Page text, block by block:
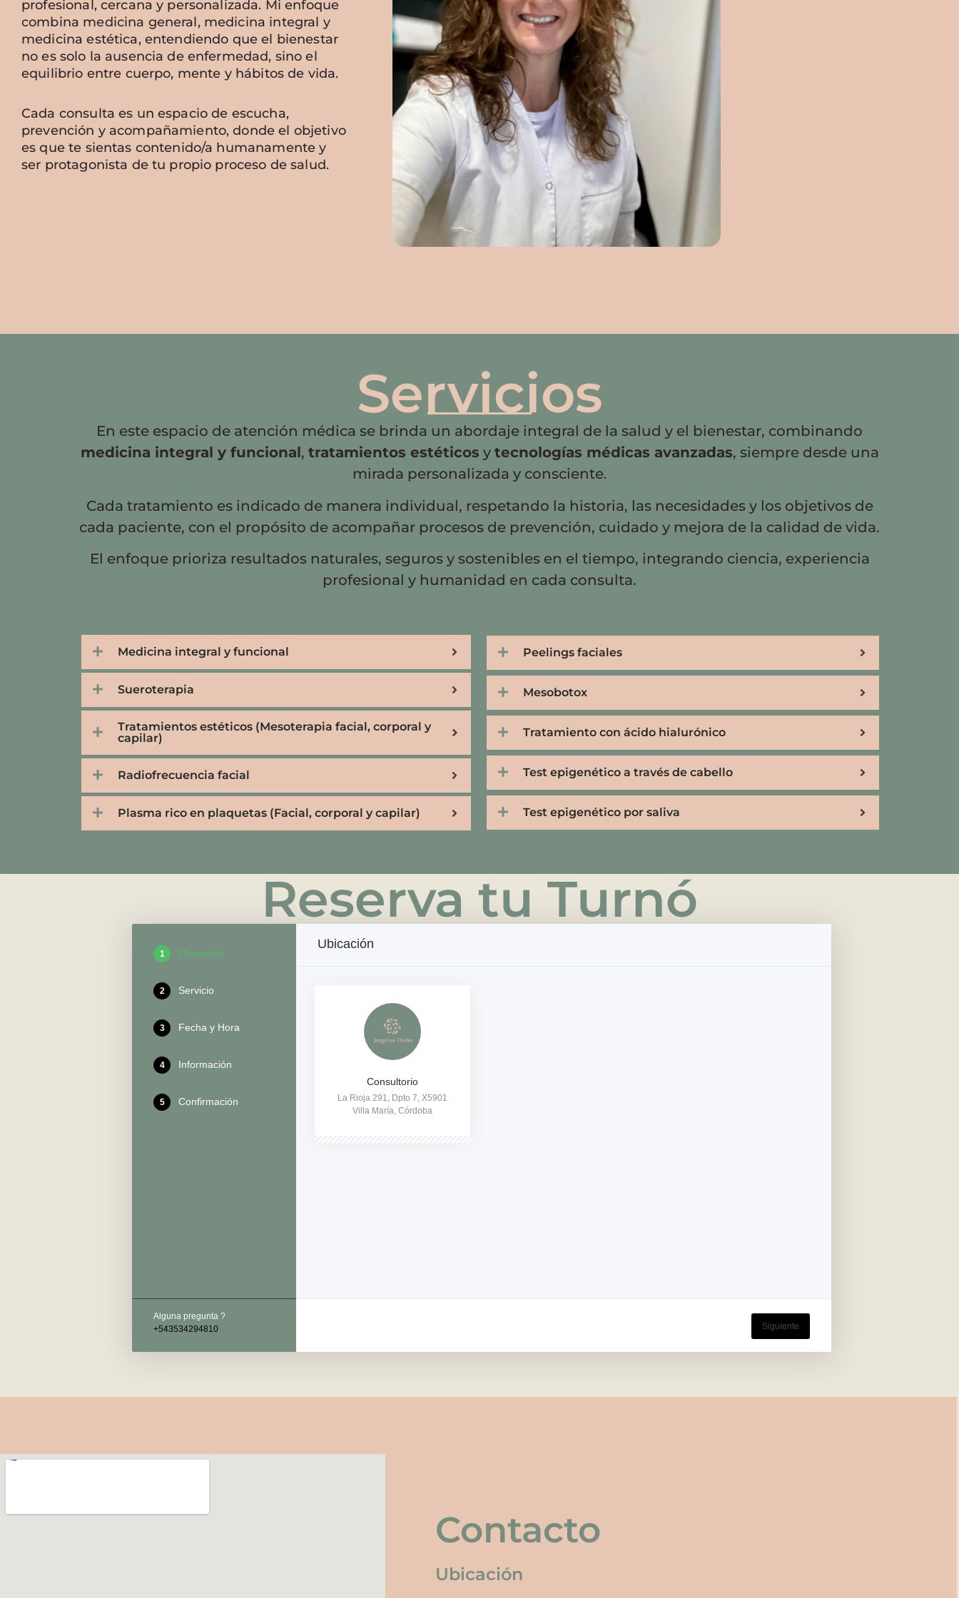
profesional, cercana y personalizada. Mi enfoque
combina medicina general, medicina integral y
medicina estética, entendiendo que el bienestar
no es solo la ausencia de enfermedad, sino el
equilibrio entre cuerpo, mente y hábitos de vida.
Cada consulta es un espacio de escucha,
prevención y acompañamiento, donde el objetivo
es que te sientas contenido/a humanamente y
ser protagonista de tu propio proceso de salud.
Servicios
En este espacio de atención médica se brinda un abordaje integral de la salud y el bienestar, combinando
medicina integral y funcional , tratamientos estéticos y tecnologías médicas avanzadas, siempre desde una
mirada personalizada y consciente.
Cada tratamiento es indicado de manera individual, respetando la historia, las necesidades y los objetivos de
cada paciente, con el propósito de acompañar procesos de prevención, cuidado y mejora de la calidad de vida.
El enfoque prioriza resultados naturales, seguros y sostenibles en el tiempo, integrando ciencia, experiencia
profesional y humanidad en cada consulta.
Medicina integral y funcional
Sueroterapia
Tratamientos estéticos (Mesoterapia facial, corporal y
capilar)
Radiofrecuencia facial
Plasma rico en plaquetas (Facial, corporal y capilar)
Peelings faciales
Mesobotox
Tratamiento con ácido hialurónico
Test epigenético a través de cabello
Test epigenético por saliva
Reserva tu Turnó
1 Ubicación
2 Servicio
3 Fecha y Hora
4 Información
5 Confirmación
Alguna pregunta ?
+543534294810
Ubicación
Consultorio
La Rioja 291, Dpto 7, X5901
Villa María, Córdoba
Siguiente
Contacto
Ubicación